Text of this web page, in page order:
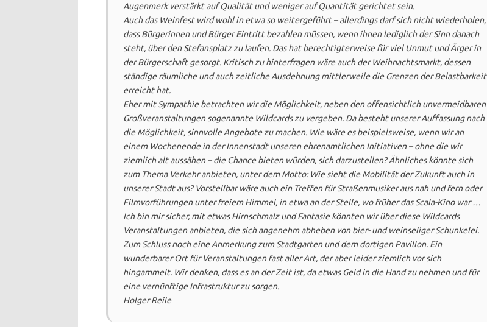
Augenmerk verstärkt auf Qualität und weniger auf Quantität gerichtet sein.
Auch das Weinfest wird wohl in etwa so weitergeführt – allerdings darf sich nicht wiederholen,
dass Bürgerinnen und Bürger Eintritt bezahlen müssen, wenn ihnen lediglich der Sinn danach
steht, über den Stefansplatz zu laufen. Das hat berechtigterweise für viel Unmut und Ärger in
der Bürgerschaft gesorgt. Kritisch zu hinterfragen wäre auch der Weihnachtsmarkt, dessen
ständige räumliche und auch zeitliche Ausdehnung mittlerweile die Grenzen der Belastbarkeit
erreicht hat.
Eher mit Sympathie betrachten wir die Möglichkeit, neben den offensichtlich unvermeidbaren
Großveranstaltungen sogenannte Wildcards zu vergeben. Da besteht unserer Auffassung nach
die Möglichkeit, sinnvolle Angebote zu machen. Wie wäre es beispielsweise, wenn wir an
einem Wochenende in der Innenstadt unseren ehrenamtlichen Initiativen – ohne die wir
ziemlich alt aussähen – die Chance bieten würden, sich darzustellen? Ähnliches könnte sich
zum Thema Verkehr anbieten, unter dem Motto: Wie sieht die Mobilität der Zukunft auch in
unserer Stadt aus? Vorstellbar wäre auch ein Treffen für Straßenmusiker aus nah und fern oder
Filmvorführungen unter freiem Himmel, in etwa an der Stelle, wo früher das Scala-Kino war …
Ich bin mir sicher, mit etwas Hirnschmalz und Fantasie könnten wir über diese Wildcards
Veranstaltungen anbieten, die sich angenehm abheben von bier- und weinseliger Schunkelei.
Zum Schluss noch eine Anmerkung zum Stadtgarten und dem dortigen Pavillon. Ein
wunderbarer Ort für Veranstaltungen fast aller Art, der aber leider ziemlich vor sich
hingammelt. Wir denken, dass es an der Zeit ist, da etwas Geld in die Hand zu nehmen und für
eine vernünftige Infrastruktur zu sorgen.
Holger Reile